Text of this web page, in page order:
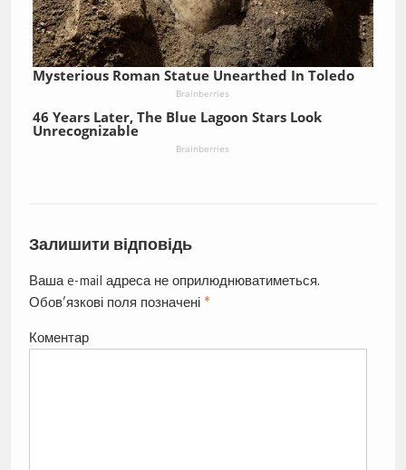
Mysterious Roman Statue Unearthed In Toledo
Brainberries
46 Years Later, The Blue Lagoon Stars Look
Unrecognizable
Brainberries
Залишити відповідь
Ваша e-mail адреса не оприлюднюватиметься.
Обов’язкові поля позначені *
Коментар